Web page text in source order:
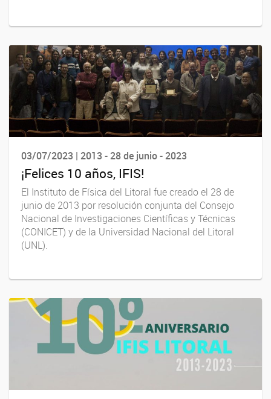
03/07/2023 | 2013 - 28 de junio - 2023
¡Felices 10 años, IFIS!
El Instituto de Física del Litoral fue creado el 28 de
junio de 2013 por resolución conjunta del Consejo
Nacional de Investigaciones Científicas y Técnicas
(CONICET) y de la Universidad Nacional del Litoral
(UNL).